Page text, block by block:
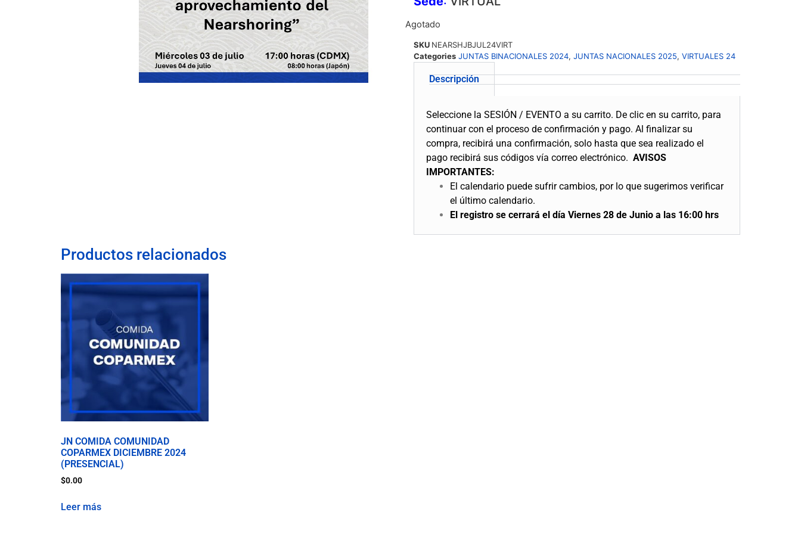
Agotado
SKU NEARSHJBJUL24VIRT
Categories JUNTAS BINACIONALES 2024,JUNTAS NACIONALES 2025,VIRTUALES 24
Descripción
Seleccione la SESIÓN / EVENTO a su carrito. De clic en su carrito, para
continuar con el proceso de confirmación y pago. Al finalizar su
compra, recibirá una confirmación, solo hasta que sea realizado el
pago recibirá sus códigos vía correo electrónico. AVISOS
IMPORTANTES:
El calendario puede sufrir cambios, por lo que sugerimos verificar
el último calendario.
El registro se cerrará el día Viernes 28 de Junio a las 16:00 hrs
Productos relacionados
JN COMIDA COMUNIDAD
COPARMEX DICIEMBRE 2024
(PRESENCIAL)
$0.00
Leer más